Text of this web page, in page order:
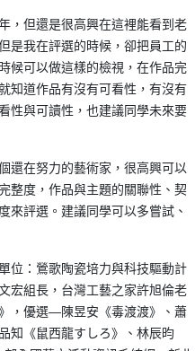
，但還是很高興在這裡能看到老
是我在評選的時候，卻把員工的
候可以做這樣的檢視，在作品完
知道作品有沒有可看性，有沒有
性與可讀性，也建議同學未來要
還在努力的藝術家，很高興可以
整度，作品與主題的關聯性、契
來評選。建議同學可以多嘗試、
位：鶯歌陶瓷培力與科技驅動計
宏組長，台灣工藝之家許旭倫老
，優選—陳昱安《毒渡渡》、蕭
知《鼠西龍すしろ》、林辰昀